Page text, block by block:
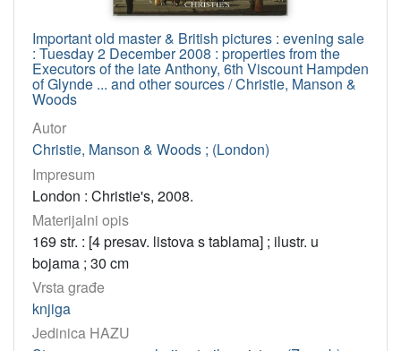
Important old master & British pictures : evening sale
: Tuesday 2 December 2008 : properties from the
Executors of the late Anthony, 6th Viscount Hampden
of Glynde ... and other sources / Christie, Manson &
Woods
Autor
Christie, Manson & Woods ; (London)
Impresum
London : Christie's, 2008.
Materijalni opis
169 str. : [4 presav. listova s tablama] ; ilustr. u
bojama ; 30 cm
Vrsta građe
knjiga
Jedinica HAZU